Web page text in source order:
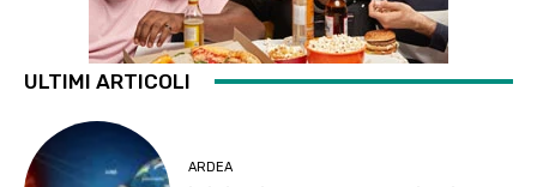
ULTIMI ARTICOLI
ARDEA